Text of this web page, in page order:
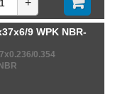
9 WPK NBR-
0.354